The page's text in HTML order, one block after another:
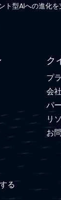
ト型AIへの進化を
る
ク
プ
会
パ
リ
お